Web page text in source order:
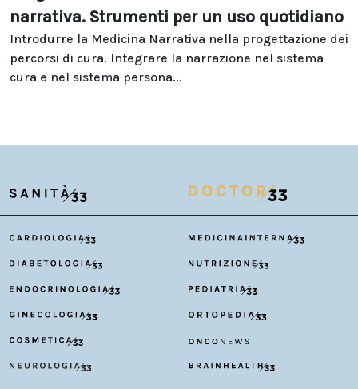
narrativa. Strumenti per un uso quotidiano
Introdurre la Medicina Narrativa nella progettazione dei
percorsi di cura. Integrare la narrazione nel sistema
cura e nel sistema persona...